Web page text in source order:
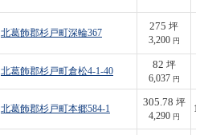
北葛飾郡杉戸町深輪367
275 坪
3,200 円
北葛飾郡杉戸町倉松4-1-40
82 坪
6,037 円
北葛飾郡杉戸町本郷584-1
305.78 坪
4,290 円